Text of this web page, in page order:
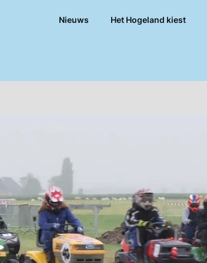
Nieuws Het Hogeland kiest